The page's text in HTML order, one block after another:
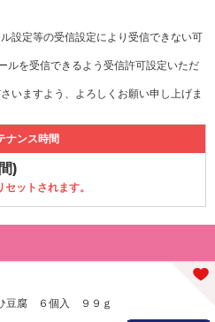
設定等の受信設定により受信できない可
ルを受信できるよう受信許可設定いただ
いますよう、よろしくお願い申し上げま
ナンス時間
)
ットされます。
豆腐 ６個入 ９９ｇ